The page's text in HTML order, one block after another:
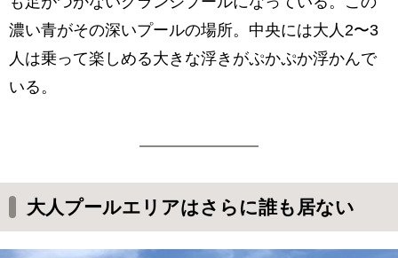
濃い青がその深いプールの場所。中央には大人2〜3
人は乗って楽しめる大きな浮きがぷかぷか浮かんで
いる。
大人プールエリアはさらに誰も居ない